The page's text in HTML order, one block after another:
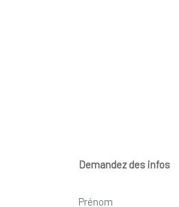
Demandez des infos